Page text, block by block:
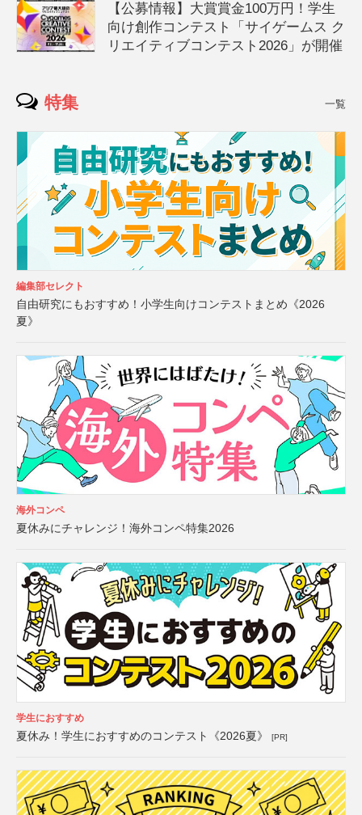
【公募情報】大賞賞金100万円！学生
向け創作コンテスト「サイゲームス ク
リエイティブコンテスト2026」が開催
特集 一覧
編集部セレクト
自由研究にもおすすめ！小学生向けコンテストまとめ《2026
夏》
海外コンペ
夏休みにチャレンジ！海外コンペ特集2026
学生におすすめ
夏休み！学生におすすめのコンテスト《2026夏》 [PR]